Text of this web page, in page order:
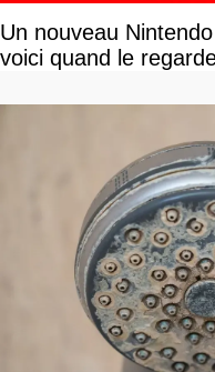
Un nouveau
voici quand le